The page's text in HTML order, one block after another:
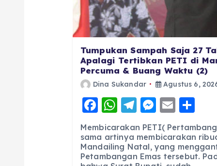
Tumpukan Sampah Saja 27
Apalagi Tertibkan PETI di
Percuma & Buang Waktu (2)
Dina Sukandar Agustus 6,
F
a
c
e
W
h
a
ts
T
el
e
g
M
e
ss
e
E
m
ai
l
h
a
re
Membicarakan PETI(
sama artinya membicarakan
Mandailing Natal, yang
Petambangan Emas tersebut.